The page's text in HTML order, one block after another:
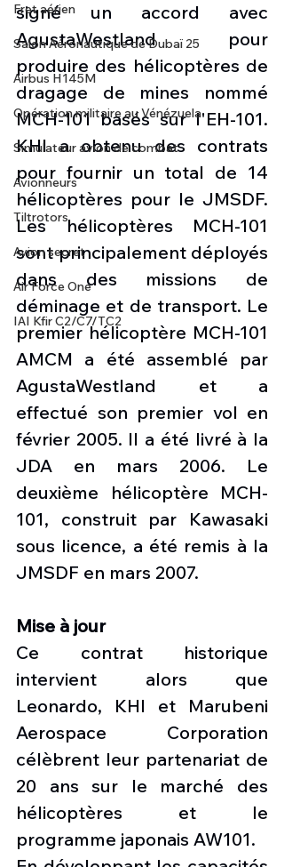
Fret aérien
Salon Aéronautique de Dubaï 25
Airbus H145M
Opération militaire au Vénézuela
Simulateur avion de combat
Avionneurs
Tiltrotors
Avion secret
Air Force One
IAI Kfir C2/C7/TC2
signé un accord avec
AgustaWestland pour
produire des hélicoptères de
dragage de mines nommé
MCH-101 basés sur l'EH-101.
KHI a obtenu des contrats
pour fournir un total de 14
hélicoptères pour le JMSDF.
Les hélicoptères MCH-101
sont principalement déployés
dans des missions de
déminage et de transport. Le
premier hélicoptère MCH-101
AMCM a été assemblé par
AgustaWestland et a
effectué son premier vol en
février 2005. Il a été livré à la
JDA en mars 2006. Le
deuxième hélicoptère MCH-
101, construit par Kawasaki
sous licence, a été remis à la
JMSDF en mars 2007.
Mise à jour
Ce contrat historique
intervient alors que
Leonardo, KHI et Marubeni
Aerospace Corporation
célèbrent leur partenariat de
20 ans sur le marché des
hélicoptères et le
programme japonais AW101.